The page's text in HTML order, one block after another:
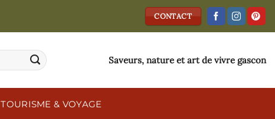
CONTACT
Saveurs, nature et art de vivre gascon
TOURISME & VOYAGE